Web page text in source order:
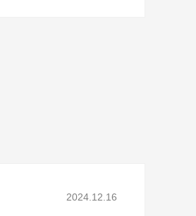
2024.12.16